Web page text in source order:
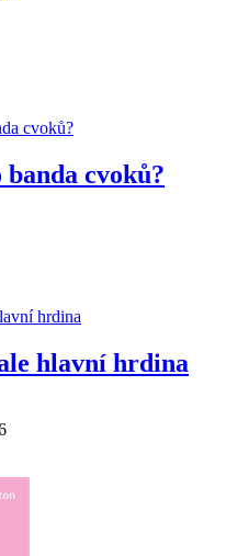
cvoků?
hlavní hrdina